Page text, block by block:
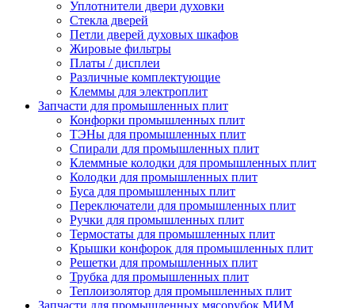
Уплотнители двери духовки
Стекла дверей
Петли дверей духовых шкафов
Жировые фильтры
Платы / дисплеи
Различные комплектующие
Клеммы для электроплит
Запчасти для промышленных плит
Конфорки промышленных плит
ТЭНы для промышленных плит
Спирали для промышленных плит
Клеммные колодки для промышленных плит
Колодки для промышленных плит
Буса для промышленных плит
Переключатели для промышленных плит
Ручки для промышленных плит
Термостаты для промышленных плит
Крышки конфорок для промышленных плит
Решетки для промышленных плит
Трубка для промышленных плит
Теплоизолятор для промышленных плит